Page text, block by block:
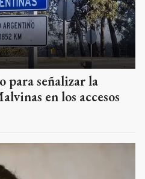
para señalizar la
en los accesos